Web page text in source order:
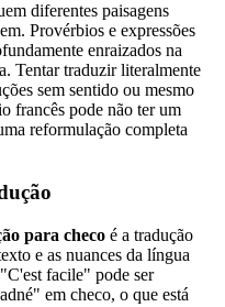
diferentes paisagens
Provérbios e expressões
enraizados na
Tentar traduzir literalmente
sem sentido ou mesmo
francês pode não ter um
reformulação completa
para checo é a tradução
e as nuances da língua
facile" pode ser
em checo, o que está